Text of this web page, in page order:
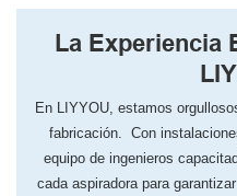
La Experiencia
En LIYYOU, ​​estamos
fabricación. Con
equipo de ingenieros
cada aspiradora para